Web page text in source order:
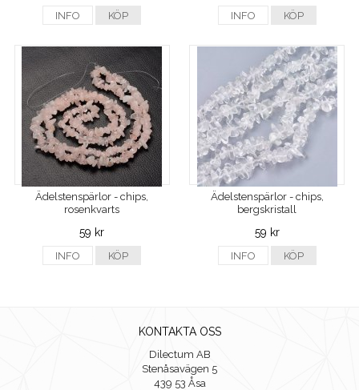
INFO KÖP INFO KÖP
Ädelstenspärlor - chips,
rosenkvarts
59 kr
INFO KÖP
Ädelstenspärlor - chips,
bergskristall
59 kr
INFO KÖP
KONTAKTA OSS
Dilectum AB
Stenåsavägen 5
439 53 Åsa